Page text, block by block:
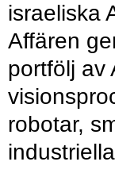
israeliska
Affären
portfölj av
robotar,